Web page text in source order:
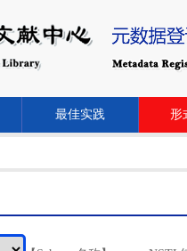
最佳实践 形